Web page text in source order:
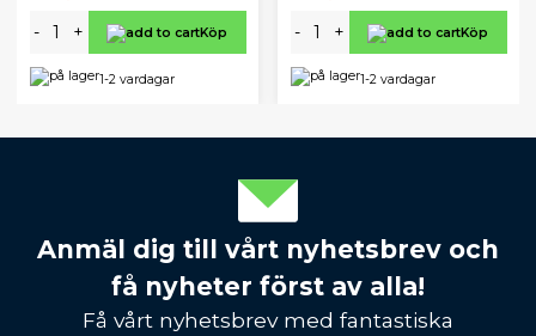
- + Köp
1-2 vardagar
- + Köp
1-2 vardagar
Anmäl dig till vårt nyhetsbrev och
få nyheter först av alla!
Få vårt nyhetsbrev med fantastiska